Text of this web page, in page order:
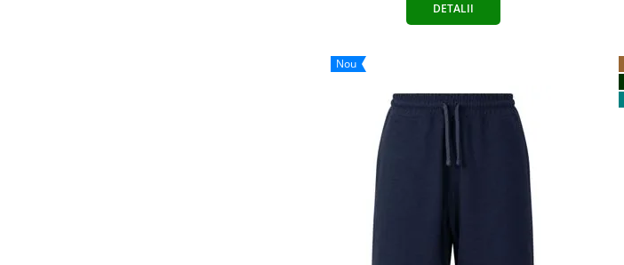
DETALII
Nou